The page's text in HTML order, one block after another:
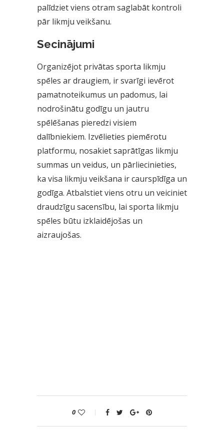
palīdziet viens otram saglabāt kontroli
pār likmju veikšanu.
Secinājumi
Organizējot privātas sporta likmju
spēles ar draugiem, ir svarīgi ievērot
pamatnoteikumus un padomus, lai
nodrošinātu godīgu un jautru
spēlēšanas pieredzi visiem
dalībniekiem. Izvēlieties piemērotu
platformu, nosakiet saprātīgas likmju
summas un veidus, un pārliecinieties,
ka visa likmju veikšana ir caurspīdīga un
godīga. Atbalstiet viens otru un veiciniet
draudzīgu sacensību, lai sporta likmju
spēles būtu izklaidējošas un
aizraujošas.
0